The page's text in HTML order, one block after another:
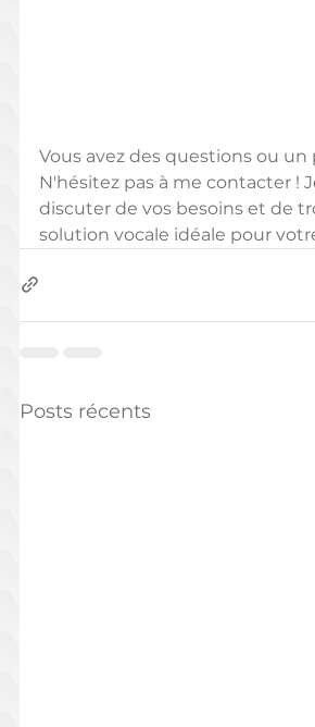
Vous avez des questions ou
N'hésitez pas à me contacter !
discuter de vos besoins et de
solution vocale idéale pour
Posts récents